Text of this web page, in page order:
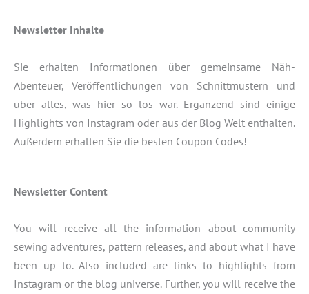
Newsletter Inhalte
Sie erhalten Informationen über gemeinsame Näh-
Abenteuer, Veröffentlichungen von Schnittmustern und
über alles, was hier so los war. Ergänzend sind einige
Highlights von Instagram oder aus der Blog Welt enthalten.
Außerdem erhalten Sie die besten Coupon Codes!
Newsletter Content
You will receive all the information about community
sewing adventures, pattern releases, and about what I have
been up to. Also included are links to highlights from
Instagram or the blog universe. Further, you will receive the